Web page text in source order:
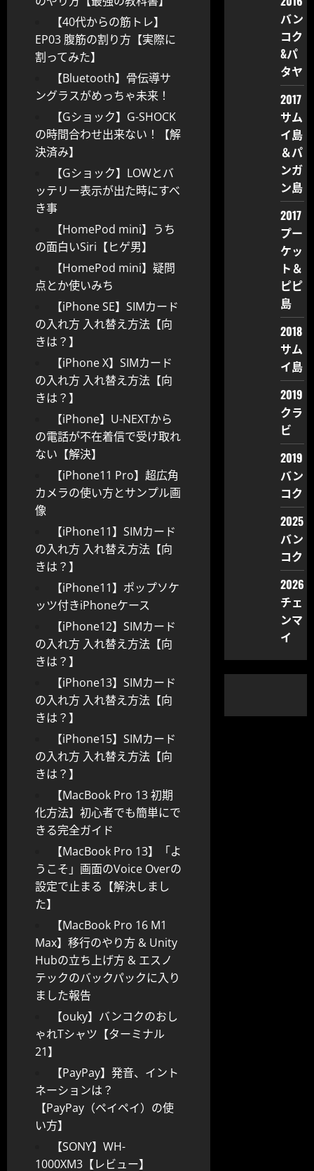
【40代からの筋トレ】
EP03 腹筋の割り方【実際に
割ってみた】
【Bluetooth】骨伝導サ
ングラスがめっちゃ未来！
【Gショック】G-SHOCK
の時間合わせ出来ない！【解
決済み】
【Gショック】LOWとバ
ッテリー表示が出た時にすべ
き事
【HomePod mini】うち
の面白いSiri【ヒゲ男】
【HomePod mini】疑問
点とか使いみち
【iPhone SE】SIMカード
の入れ方 入れ替え方法【向
きは？】
【iPhone X】SIMカード
の入れ方 入れ替え方法【向
きは？】
【iPhone】U-NEXTから
の電話が不在着信で受け取れ
ない【解決】
【iPhone11 Pro】超広角
カメラの使い方とサンプル画
像
【iPhone11】SIMカード
の入れ方 入れ替え方法【向
きは？】
【iPhone11】ポップソケ
ッツ付きiPhoneケース
【iPhone12】SIMカード
の入れ方 入れ替え方法【向
きは？】
【iPhone13】SIMカード
の入れ方 入れ替え方法【向
きは？】
【iPhone15】SIMカード
の入れ方 入れ替え方法【向
きは？】
【MacBook Pro 13 初期
化方法】初心者でも簡単にで
きる完全ガイド
【MacBook Pro 13】「よ
うこそ」画面のVoice Overの
設定で止まる【解決しまし
た】
【MacBook Pro 16 M1
Max】移行のやり方 & Unity
Hubの立ち上げ方 & エスノ
テックのバックパックに入り
ました報告
【ouky】バンコクのおし
ゃれTシャツ【ターミナル
21】
【PayPay】発音、イント
ネーションは？
【PayPay（ペイペイ）の使
い方】
【SONY】WH-
1000XM3【レビュー】
バン
コク
&パ
タヤ
2017
サム
イ島
＆パ
ンガ
ン島
2017
プー
ケッ
ト＆
ピピ
島
2018
サム
イ島
2019
クラ
ビ
2019
バン
コク
2025
バン
コク
2026
チェ
ンマ
イ